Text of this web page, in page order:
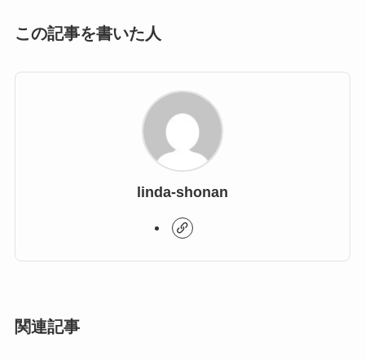
この記事を書いた人
linda-shonan
関連記事